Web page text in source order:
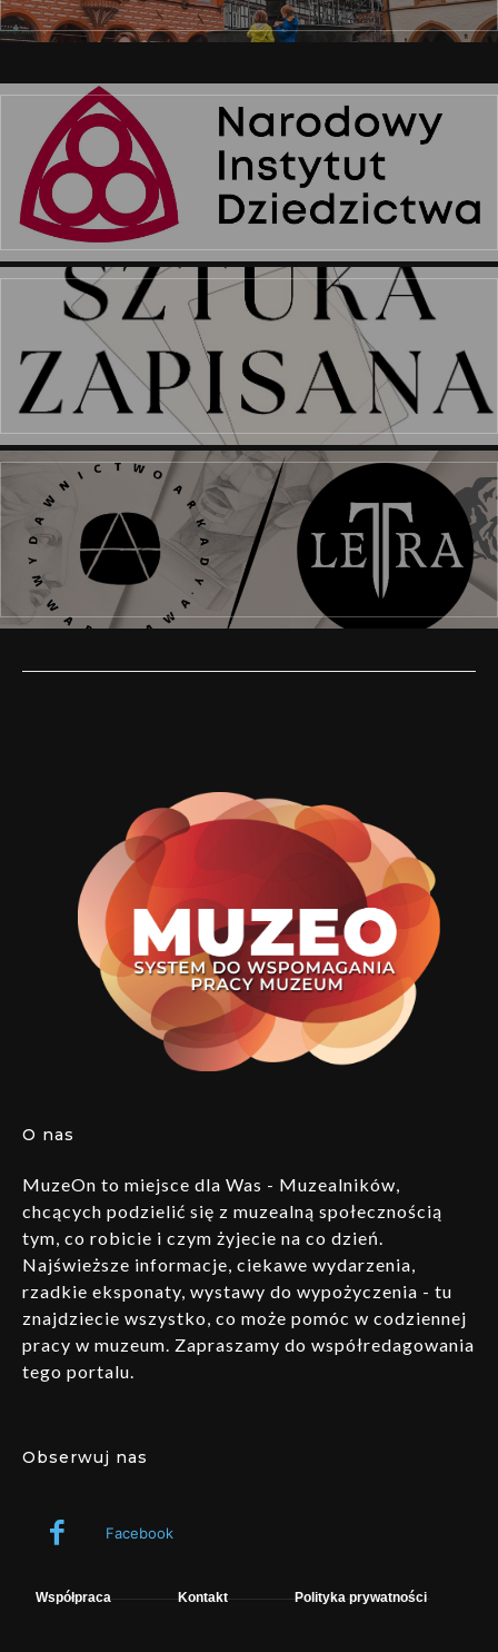
O nas
MuzeOn to miejsce dla Was - Muzealników,
chcących podzielić się z muzealną społecznością
tym, co robicie i czym żyjecie na co dzień.
Najświeższe informacje, ciekawe wydarzenia,
rzadkie eksponaty, wystawy do wypożyczenia - tu
znajdziecie wszystko, co może pomóc w codziennej
pracy w muzeum. Zapraszamy do współredagowania
tego portalu.
Obserwuj nas
Facebook
Współpraca Kontakt Polityka prywatności